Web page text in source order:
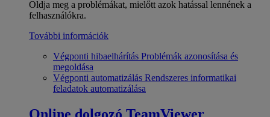
Oldja meg a problémákat, mielőtt azok hatással lennének a
felhasználókra.
További információk
Végponti hibaelhárítás Problémák azonosítása és
megoldása
Végponti automatizálás Rendszeres informatikai
feladatok automatizálása
Online dolgozó TeamViewer